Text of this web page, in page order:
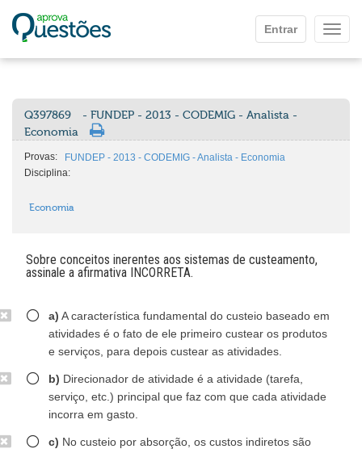
Entrar
Q397869
- FUNDEP - 2013 - CODEMIG - Analista -
Economia
Provas:
FUNDEP - 2013 - CODEMIG - Analista - Economia
Disciplina:
Economia
Sobre conceitos inerentes aos sistemas de custeamento,
assinale a afirmativa INCORRETA.
a) A característica fundamental do custeio baseado em
atividades é o fato de ele primeiro custear os produtos
e serviços, para depois custear as atividades.
b) Direcionador de atividade é a atividade (tarefa,
serviço, etc.) principal que faz com que cada atividade
incorra em gasto.
c) No custeio por absorção, os custos indiretos são